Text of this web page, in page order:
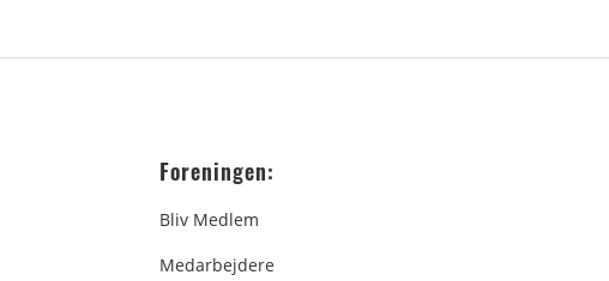
Foreningen:
Bliv Medlem
Medarbejdere